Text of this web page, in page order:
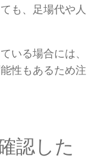
も、足場代や人
いる場合には、
性もあるため注
認した